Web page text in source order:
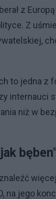
z
Z
to jedna z
internauci
niż w
bęben"
na jego